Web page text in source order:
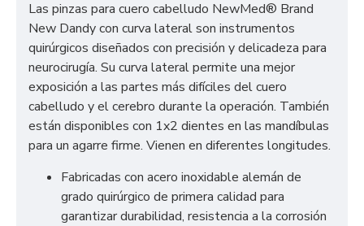
Las pinzas para cuero cabelludo NewMed® Brand
New Dandy con curva lateral son instrumentos
quirúrgicos diseñados con precisión y delicadeza para
neurocirugía. Su curva lateral permite una mejor
exposición a las partes más difíciles del cuero
cabelludo y el cerebro durante la operación. También
están disponibles con 1x2 dientes en las mandíbulas
para un agarre firme. Vienen en diferentes longitudes.
Fabricadas con acero inoxidable alemán de
grado quirúrgico de primera calidad para
garantizar durabilidad, resistencia a la corrosión